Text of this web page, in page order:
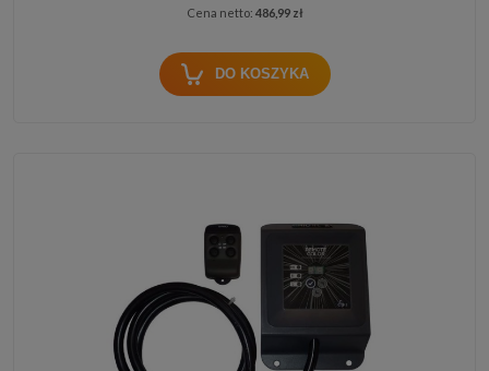
Cena netto: 486,99 zł
DO KOSZYKA